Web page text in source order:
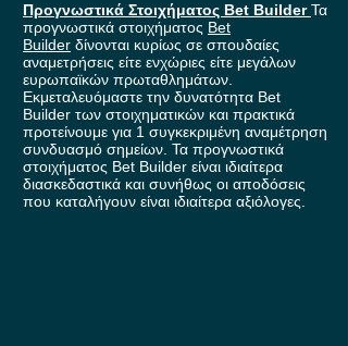
Προγνωστικά Στοιχήματος Bet BuilderΤα
προγνωστικά στοιχήματος Bet
Builder δίνονται κυρίως σε σπουδαίες
αναμετρήσεις είτε ενχώριες είτε μεγάλων
ευρωπαϊκών πρωταθλημάτων.
Εκμεταλευόμαστε την δυνατότητα Bet
Builder των στοιχηματικών και πρακτικά
προτείνουμε για 1 συγκεκριμένη αναμέτρηση
συνδυασμό σημείων. Τα προγνωστικά
στοιχήματος Bet Builder είναι ιδιαίτερα
διασκεδαστικά και συνήθως οι αποδόσεις
που καταλήγουν είναι ιδιαίτερα αξιόλογες.